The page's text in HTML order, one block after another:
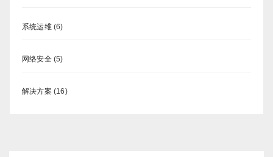
系统运维(6)
网络安全(5)
解决方案 (16)